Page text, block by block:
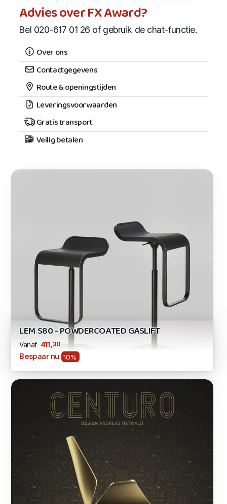
Advies over FX Award?
Bel 020-617 01 26 of gebruik de chat-functie.
Over ons
Contactgegevens
Route & openingstijden
Leveringsvoorwaarden
Gratis transport
Veilig betalen
LEM S80 - POWDERCOATED GASLIFT
Vanaf 411 ,30
Bespaar nu 10%